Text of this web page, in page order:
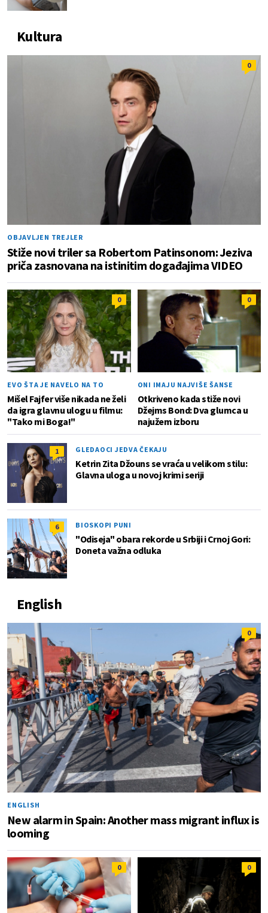
Kultura
0
OBJAVLJEN TREJLER
Stiže novi triler sa Robertom Patinsonom: Jeziva
priča zasnovana na istinitim događajima VIDEO
0
EVO ŠTA JE NAVELO NA TO
Mišel Fajfer više nikada ne želi
da igra glavnu ulogu u filmu:
"Tako mi Boga!"
0
ONI IMAJU NAJVIŠE ŠANSE
Otkriveno kada stiže novi
Džejms Bond: Dva glumca u
najužem izboru
1 GLEDAOCI JEDVA ČEKAJU
Ketrin Zita Džouns se vraća u velikom stilu:
Glavna uloga u novoj krimi seriji
6 BIOSKOPI PUNI
"Odiseja" obara rekorde u Srbiji i Crnoj Gori:
Doneta važna odluka
English
0
ENGLISH
New alarm in Spain: Another mass migrant influx is
looming
0 0